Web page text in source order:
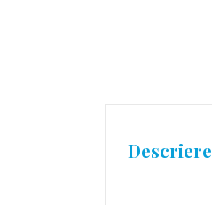
Descriere